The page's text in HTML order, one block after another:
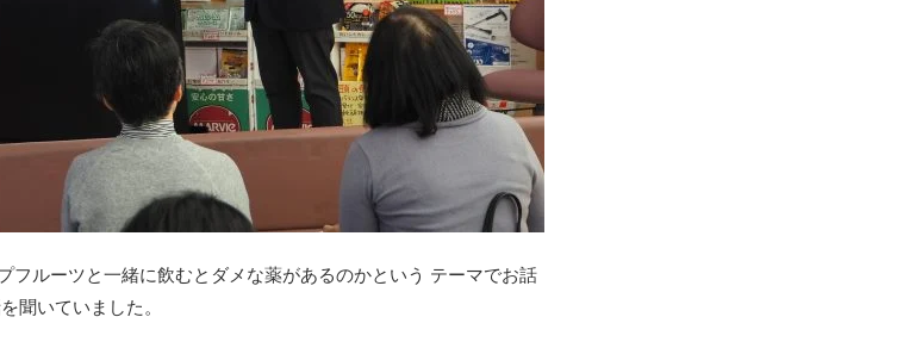
フルーツと一緒に飲むとダメな薬があるのかという テーマでお話
聞いていました。